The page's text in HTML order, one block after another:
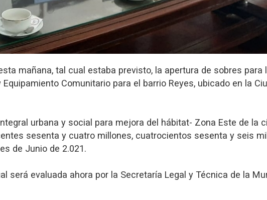
mañana, tal cual estaba previsto, la apertura de sobres para
Comunitario para el barrio Reyes, ubicado en la
urbana y social para mejora del hábitat- Zona Este de la
sesenta y cuatro millones, cuatrocientos sesenta y seis
de Junio de 2.021.
será evaluada ahora por la Secretaría Legal y Técnica de la